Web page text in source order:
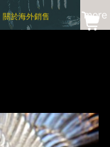
關於海外銷售 more